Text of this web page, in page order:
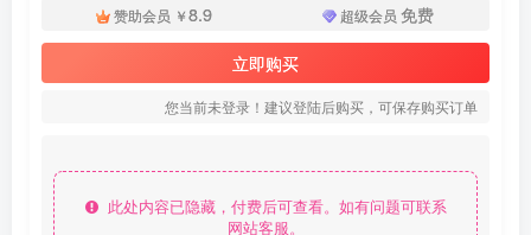
赞助会员 ￥8.9 超级会员 免费
立即购买
您当前未登录！建议登陆后购买，可保存购买订单
此处内容已隐藏，付费后可查看。如有问题可联系
网站客服。